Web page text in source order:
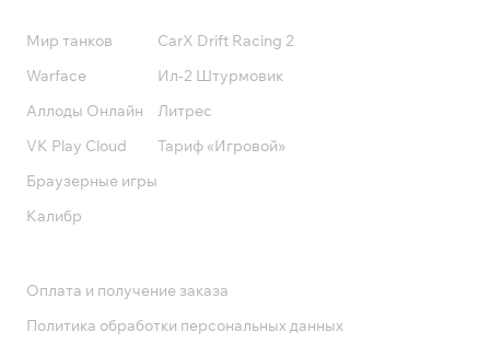
Мир танков
Warface
Аллоды Онлайн
VK Play Cloud
Браузерные игры
Калибр
CarX Drift Racing 2
Ил-2 Штурмовик
Литрес
Тариф «Игровой»
Оплата и получение заказа
Политика обработки персональных данных